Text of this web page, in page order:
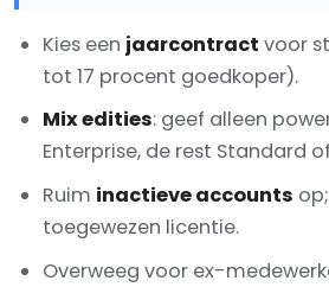
Kies een jaarcontract voor
tot 17 procent goedkoper).
Mix edities: geef alleen
Enterprise, de rest Standard
Ruim inactieve accounts
toegewezen licentie.
Overweeg voor ex-